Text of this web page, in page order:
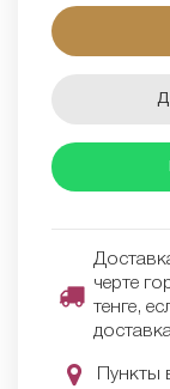
черте
тенге,
Пункты